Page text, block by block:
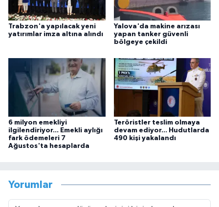
Trabzon'a yapılacak yeni
yatırımlar imza altına alındı
Yalova'da makine arızası
yapan tanker güvenli
bölgeye çekildi
6 milyon emekliyi
ilgilendiriyor... Emekli aylığı
fark ödemeleri 7
Ağustos'ta hesaplarda
Teröristler teslim olmaya
devam ediyor... Hudutlarda
490 kişi yakalandı
Yorumlar